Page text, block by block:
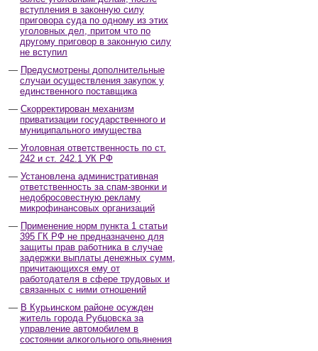
вступления в законную силу
приговора суда по одному из этих
уголовных дел, притом что по
другому приговор в законную силу
не вступил
Предусмотрены дополнительные
случаи осуществления закупок у
единственного поставщика
Скорректирован механизм
приватизации государственного и
муниципального имущества
Уголовная ответственность по ст.
242 и ст. 242.1 УК РФ
Установлена административная
ответственность за спам-звонки и
недобросовестную рекламу
микрофинансовых организаций
Применение норм пункта 1 статьи
395 ГК РФ не предназначено для
защиты прав работника в случае
задержки выплаты денежных сумм,
причитающихся ему от
работодателя в сфере трудовых и
связанных с ними отношений
В Курьинском районе осужден
житель города Рубцовска за
управление автомобилем в
состоянии алкогольного опьянения